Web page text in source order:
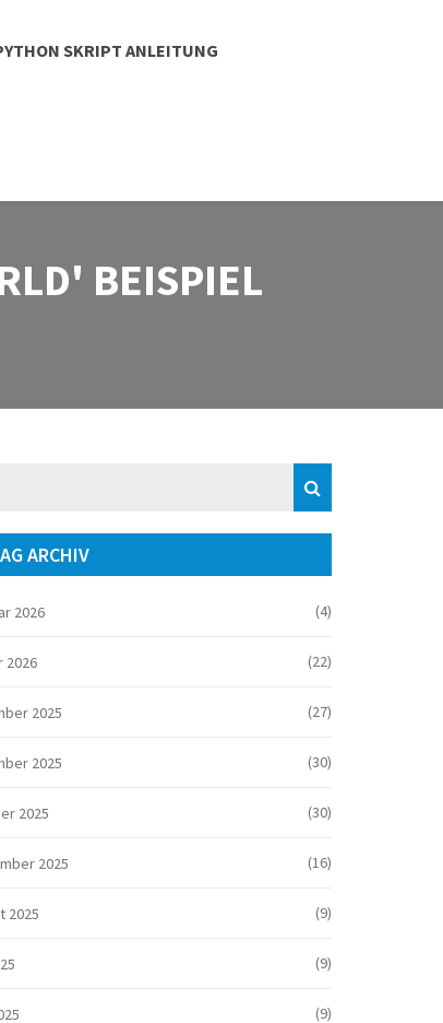
SKRIPT ANLEITUNG
BEISPIEL
ARCHIV
2026 (4)
2026 (22)
2025 (27)
2025 (30)
2025 (30)
2025 (16)
2025 (9)
(9)
(9)